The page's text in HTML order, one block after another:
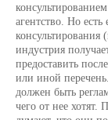
агентство. Но
индустрия
предоставить
или иной
должен быть
чего от нее хотят.